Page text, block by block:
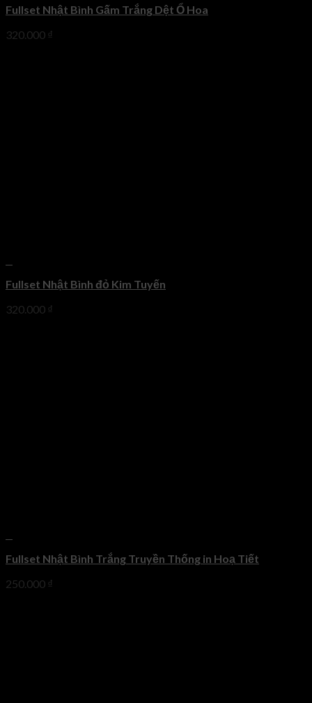
Fullset Nhật Bình Gấm Trắng Dệt Ổ Hoa
320.000 ₫
Fullset Nhật Bình đỏ Kim Tuyến
320.000 ₫
Fullset Nhật Bình Trắng Truyền Thống in Hoạ Tiết
250.000 ₫